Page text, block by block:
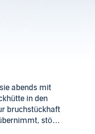
abends mit
in den
bruchstückhaft
stößt